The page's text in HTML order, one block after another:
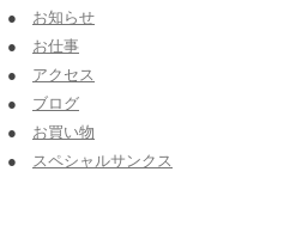
● お知らせ
● お仕事
● アクセス
● ブログ
● お買い物
● スペシャルサンクス